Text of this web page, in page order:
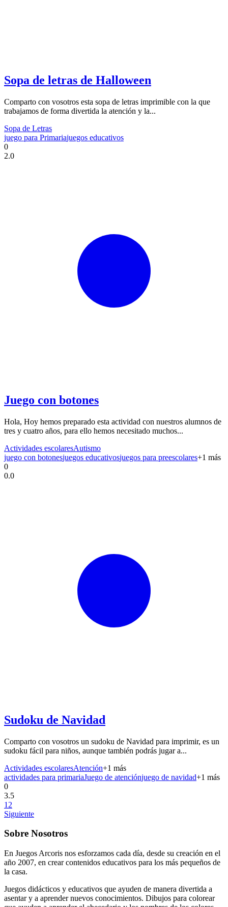
Sopa de letras de Halloween
Comparto con vosotros esta sopa de letras imprimible con la que
trabajamos de forma divertida la atención y la...
Sopa de Letras
juego para Primariajuegos educativos
0
2.0
Juego con botones
Hola, Hoy hemos preparado esta actividad con nuestros alumnos de
tres y cuatro años, para ello hemos necesitado muchos...
Actividades escolaresAutismo
juego con botonesjuegos educativosjuegos para preescolares+1 más
0
0.0
Sudoku de Navidad
Comparto con vosotros un sudoku de Navidad para imprimir, es un
sudoku fácil para niños, aunque también podrás jugar a...
Actividades escolaresAtención+1 más
actividades para primariaJuego de atenciónjuego de navidad+1 más
0
3.5
1 2
Siguiente
Sobre Nosotros
En Juegos Arcoris nos esforzamos cada día, desde su creación en el
año 2007, en crear contenidos educativos para los más pequeños de
la casa.
Juegos didácticos y educativos que ayuden de manera divertida a
asentar y a aprender nuevos conocimientos. Dibujos para colorear